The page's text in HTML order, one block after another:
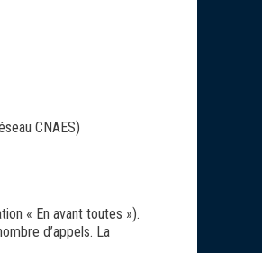
CNAES)
« En avant toutes »).
d’appels. La